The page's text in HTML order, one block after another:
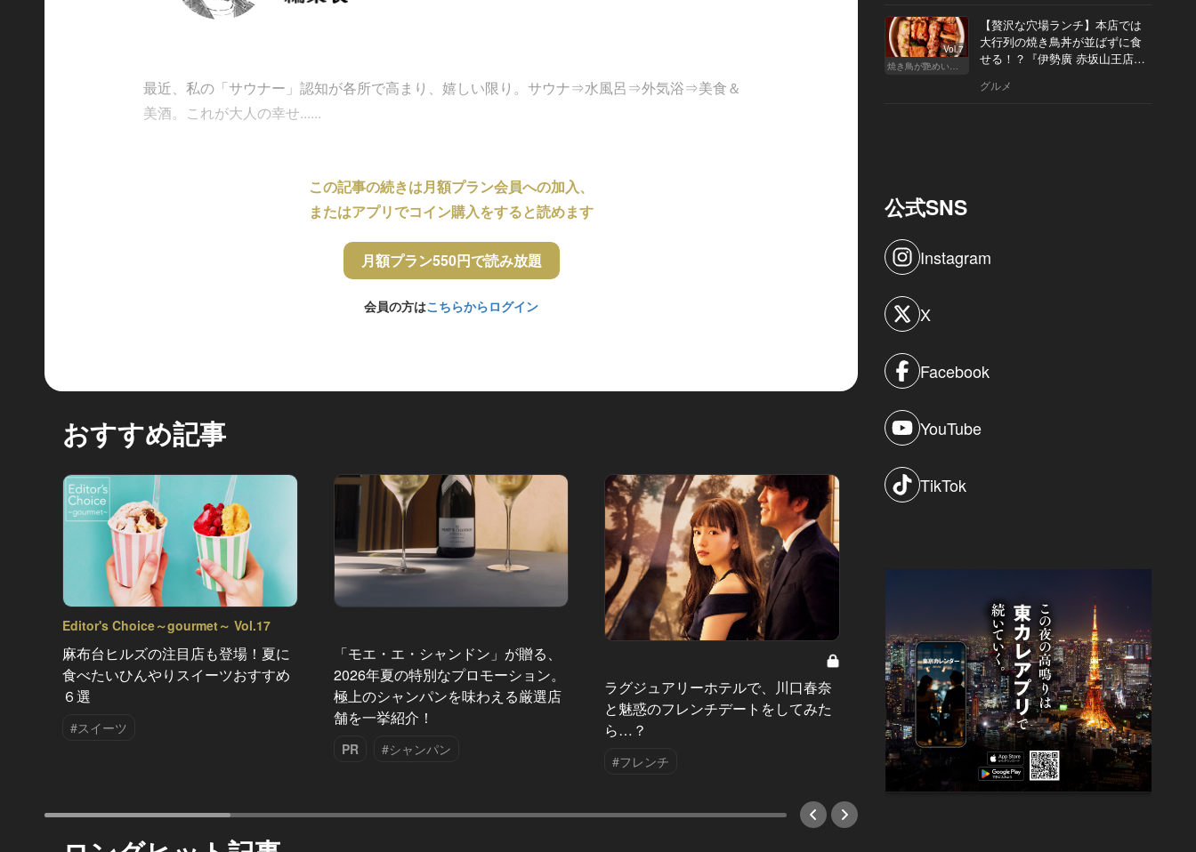
最近、私の「サウナー」認知が各所で高まり、嬉しい限り。サウナ⇒水風呂⇒外気浴⇒美食＆
美酒。これが大人の幸せ......
この記事の続きは月額プラン会員への加入、
またはアプリでコイン購入をすると読めます
月額プラン550円で読み放題
会員の方はこちらからログイン
おすすめ記事
Editor's Choice～gourmet～ Vol.17
麻布台ヒルズの注目店も登場！夏に
食べたいひんやりスイーツおすすめ
６選
#スイーツ
「モエ・エ・シャンドン」が贈る、
2026年夏の特別なプロモーション。
極上のシャンパンを味わえる厳選店
舗を一挙紹介！
PR #シャンパン
ラグジュアリーホテルで、川口春奈
と魅惑のフレンチデートをしてみた
ら…？
#フレンチ
東カレ編集部で一瞬で消えた大阪土
産とは？“大阪名物体験”を７句の川
柳でプレイバック！
#和食
冬は、
今年こ
が取れ
Vol.7
焼き鳥が艶めいてきた
【贅沢な穴場ランチ】本店では
大行列の焼き鳥丼が並ばずに食
せる！？『伊勢廣 赤坂山王店』
グルメ
公式SNS
Instagram
X
Facebook
YouTube
TikTok